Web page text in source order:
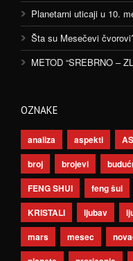
Planetarni uticaji u 10.
Šta su Mesečevi
METOD “SREBRNO –
OZNAKE
analiza aspekti
broj
brojevi
FENG SHUI
feng šui
KRISTALI
ljubav
mars
mesec